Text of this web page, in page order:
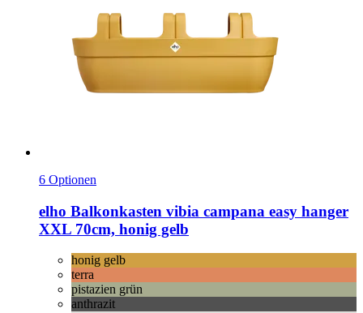
6 Optionen
elho Balkonkasten vibia campana easy hanger
XXL 70cm, honig gelb
honig gelb
terra
pistazien grün
anthrazit